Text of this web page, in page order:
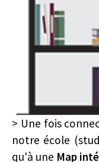
> Une fois
notre école
qu'à une Map